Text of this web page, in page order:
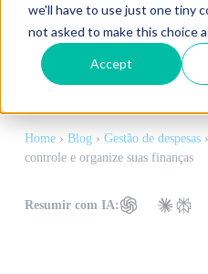
we'll have to use just one tiny
not asked to make this choice
Accept
Home› Blog› Gestão de despesas›
controle e organize suas finanças
Resumir com IA: